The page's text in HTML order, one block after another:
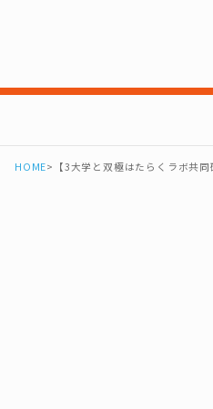
HOME> 【3大学と双極はたらくラボ共